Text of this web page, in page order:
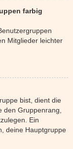
farbig
Mitglieder leichter
bist, dient die
den Gruppenrang,
Ein
deine Hauptgruppe